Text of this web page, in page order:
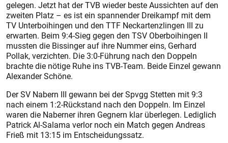
gelegen. Jetzt hat der TVB wieder beste Aussichten auf den
zweiten Platz – es ist ein spannender Dreikampf mit dem
TV Unter­boihingen und den TTF Neckar­tenz­lingen III zu
erwarten. Beim 9:4-Sieg gegen den TSV Oberboihingen II
mussten die Bissinger auf ihre Nummer eins, Gerhard
Pollak, verzichten. Die 3:0-Führung nach den Doppeln
brachte die nötige Ruhe ins TVB-Team. Beide Einzel gewann
Alexander Schöne.
Der SV Nabern III gewann bei der Spvgg Stetten mit 9:3
nach einem 1:2-Rückstand nach den Doppeln. Im Einzel
waren die Naberner ihren Gegnern klar überlegen. Lediglich
Patrick Al-Salama verlor noch ein Match gegen Andreas
Frieß mit 13:15 im Entscheidungssatz.